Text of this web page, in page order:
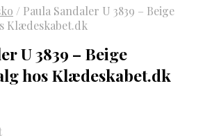
/ Paula Sandaler U 3839 – Beige
Klædeskabet.dk
U 3839 – Beige
hos Klædeskabet.dk